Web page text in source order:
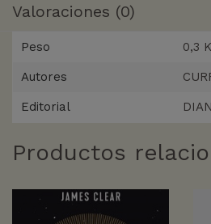
Valoraciones (0)
Peso 0,3
Autores
Editorial
Productos